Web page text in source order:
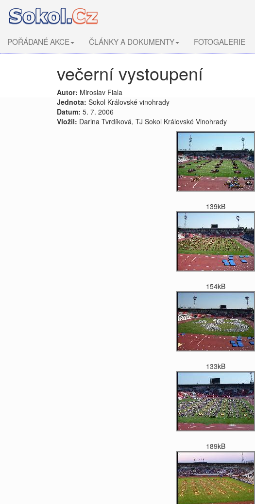
POŘÁDANÉ AKCE ČLÁNKY A DOKUMENTY FOTOGALERIE
večerní vystoupení
Autor: Miroslav Fiala
Jednota: Sokol Královské vinohrady
Datum: 5. 7. 2006
Vložil: Darina Tvrdíková, TJ Sokol Královské Vinohrady
139kB
154kB
133kB
189kB